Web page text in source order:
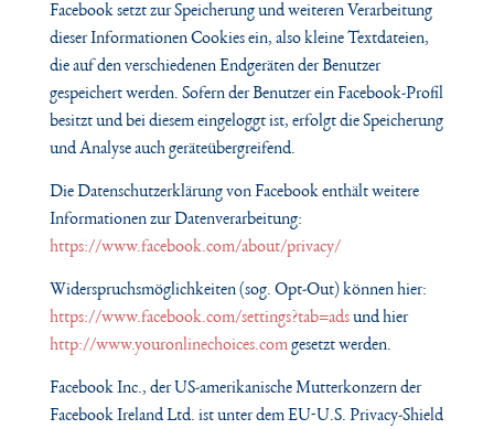
Facebook setzt zur Speicherung und weiteren Verarbeitung
dieser Informationen Cookies ein, also kleine Textdateien,
die auf den verschiedenen Endgeräten der Benutzer
gespeichert werden. Sofern der Benutzer ein Facebook-Profil
besitzt und bei diesem eingeloggt ist, erfolgt die Speicherung
und Analyse auch geräteübergreifend.
Die Datenschutzerklärung von Facebook enthält weitere
Informationen zur Datenverarbeitung:
https://www.facebook.com/about/privacy/
Widerspruchsmöglichkeiten (sog. Opt-Out) können hier:
https://www.facebook.com/settings?tab=adsund hier
http://www.youronlinechoices.comgesetzt werden.
Facebook Inc., der US-amerikanische Mutterkonzern der
Facebook Ireland Ltd. ist unter dem EU-U.S. Privacy-Shield